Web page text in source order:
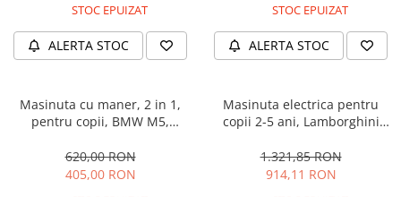
STOC EPUIZAT
ALERTA STOC
STOC EPUIZAT
ALERTA STOC
Masinuta cu maner, 2 in 1,
pentru copii, BMW M5,
620,00 RON
405,00 RON
Masinuta electrica pentru
copii 2-5 ani, Lamborghini
12V, galbena
1.321,85 RON
914,11 RON